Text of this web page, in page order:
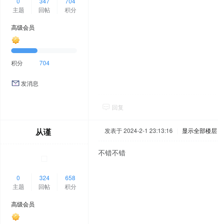
主题
回帖
积分
高级会员
积分 704
发消息
回复
从谨
0
主题
324
回帖
658
积分
高级会员
发表于 2024-2-1 23:13:16 显示全部楼层
不错不错